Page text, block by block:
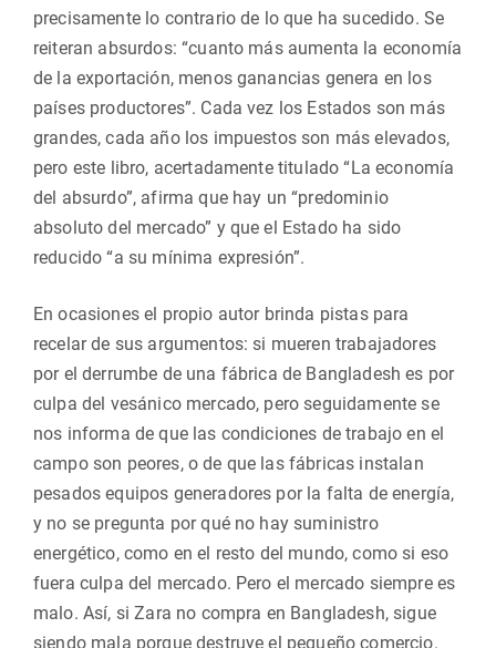
precisamente lo contrario de lo que ha sucedido. Se
reiteran absurdos: “cuanto más aumenta la economía
de la exportación, menos ganancias genera en los
países productores”. Cada vez los Estados son más
grandes, cada año los impuestos son más elevados,
pero este libro, acertadamente titulado “La economía
del absurdo”, afirma que hay un “predominio
absoluto del mercado” y que el Estado ha sido
reducido “a su mínima expresión”.
En ocasiones el propio autor brinda pistas para
recelar de sus argumentos: si mueren trabajadores
por el derrumbe de una fábrica de Bangladesh es por
culpa del vesánico mercado, pero seguidamente se
nos informa de que las condiciones de trabajo en el
campo son peores, o de que las fábricas instalan
pesados equipos generadores por la falta de energía,
y no se pregunta por qué no hay suministro
energético, como en el resto del mundo, como si eso
fuera culpa del mercado. Pero el mercado siempre es
malo. Así, si Zara no compra en Bangladesh, sigue
siendo mala porque destruye el pequeño comercio.